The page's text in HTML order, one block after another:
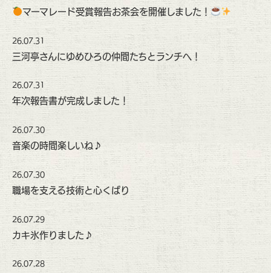
マーマレード受賞報告お茶会を開催しました！
26.07.31
三河亭さんにゆめひろの仲間たちとランチへ！
26.07.31
年次報告書が完成しました！
26.07.30
音楽の時間楽しいね♪
26.07.30
職場を支える技術と心くばり
26.07.29
カキ氷作りました♪
26.07.28